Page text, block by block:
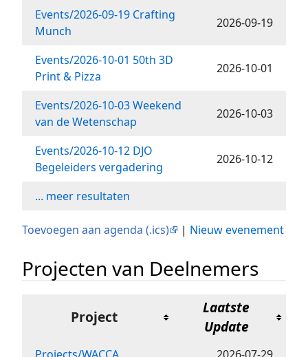
Events/2026-09-19 Crafting
Munch
2026-09-19
Events/2026-10-01 50th 3D
Print & Pizza
2026-10-01
Events/2026-10-03 Weekend
van de Wetenschap
2026-10-03
Events/2026-10-12 DJO
Begeleiders vergadering
2026-10-12
... meer resultaten
Toevoegen aan agenda (.ics) | Nieuw evenement
Projecten van Deelnemers
Project
Laatste
Update